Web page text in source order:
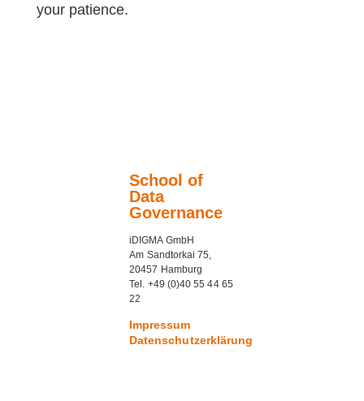
your patience.
School of
Data
Governance
iDIGMA GmbH
Am Sandtorkai 75,
20457 Hamburg
Tel. +49 (0)40 55 44 65
22
Impressum
Datenschutzerklärung